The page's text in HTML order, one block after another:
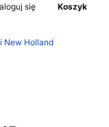
się Koszyk
New Holland